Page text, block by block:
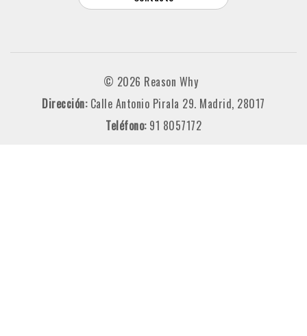
© 2026 Reason Why
Dirección: Calle Antonio Pirala 29. Madrid, 28017
Teléfono: 91 8057172